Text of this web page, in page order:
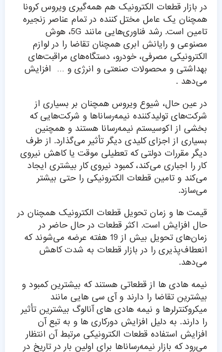
در بازار قطعات الکترونیک هم همه‌گیری ویروس کرونا
همچنان یک عامل مختل کننده در تمام عناصر زنجیره
تامین است. رشد فناوری‌هایی مانند 5G، هوش
مصنوعی و رایانش ابری همچنان تقاضا را در لوازم
الکترونیکی مصرفی، خودرو، دستگاه‌های مراقبت‌های
بهداشتی و محصولات صنعتی و انرژی و … افزایش
می‌دهد .
در عین حال، شیوع ویروس همچنان بر بسیاری از
شرکت‌های تولیدکننده نیمه‌رساناها و شرکت‌هایی که
بخشی از اکوسیستم نیمه‌رسانا هستند و همچنین
بسیاری از اجزای کلیدی دیگر تأثیر می‌گذارد. از طرف
دیگر مقررات دولتی که تعطیلی موقت یا کاهش نیروی
کار را اجباری می‌کند، کمبود نیروی کار بیشتری ایجاد
می‌کند و تامین قطعات الکترونیکی را حتی بیشتر
می‌سازد.
قیمت ها و زمان تحویل قطعات الکترونیک همچنان در
حال افزایش است. اکثر قطعات در حال حاضر در
زمان‌های تحویل بیش از 19 هفته عرضه می‌شوند که
انعطاف‌پذیری را در بازار قطعات به شدت کاهش
می‌دهد.
نیمه هادی ها از قطعاتی هستند که بیشترین کمبود و
بیشترین تقاضا را دارند و آی سی هایی مانند
میکروکنترلرها و نیمه هادی های آنالوگ بیشترین تأثیر
را دارند. به دلیل افزایش دورکاری ها و به تبع آن
افزایش استفاده قطعات الکترونیکی مرتبط آن انتظار
می‌رود که بازار نیمه‌رساناها برای اولین بار در تاریخ در